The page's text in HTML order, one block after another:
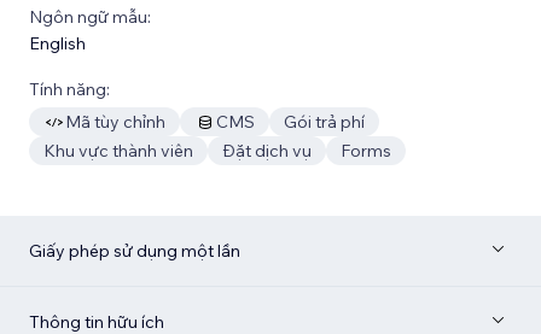
Ngôn ngữ mẫu:
English
Tính năng:
Mã tùy chỉnh
CMS
Gói trả phí
Khu vực thành viên
Đặt dịch vụ Forms
Giấy phép sử dụng một lần
Thông tin hữu ích